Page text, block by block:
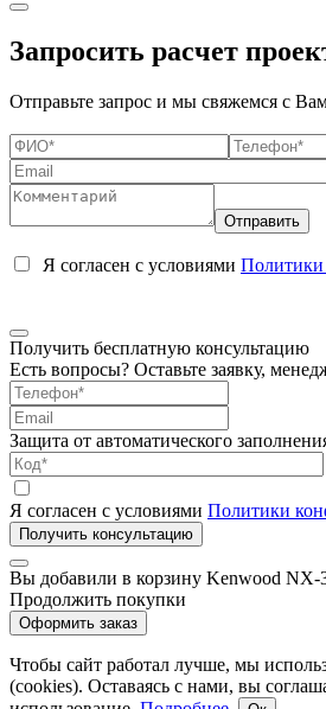
Запросить расчет
Отправьте запрос и мы свяжемся с
Я согласен с условиями Политики
Получить бесплатную консультацию
Есть вопросы? Оставьте заявку,
Защита от автоматического
Я согласен с условиями Политики
Вы добавили в корзину Kenwood NX-
Продолжить покупки
Чтобы сайт работал лучше, мы
(cookies). Оставаясь с нами, вы